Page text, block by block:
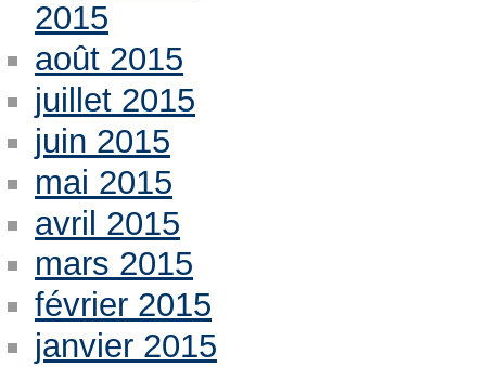
2015
août 2015
juillet 2015
juin 2015
mai 2015
avril 2015
mars 2015
février 2015
janvier 2015